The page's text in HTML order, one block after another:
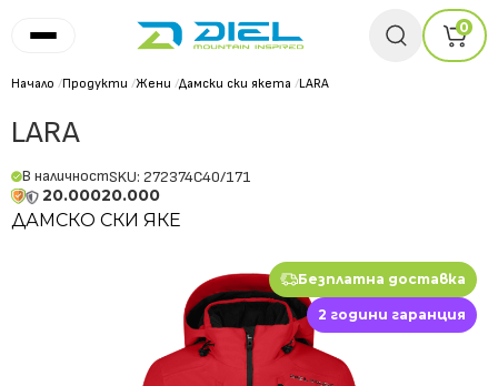
0
Начало /Продукти /Жени /Дамски ски якета /LARA
LARA
В наличностSKU: 272374C40/171
20.00020.000
ДАМСКО СКИ ЯКЕ
Безплатна доставка
2 години гаранция